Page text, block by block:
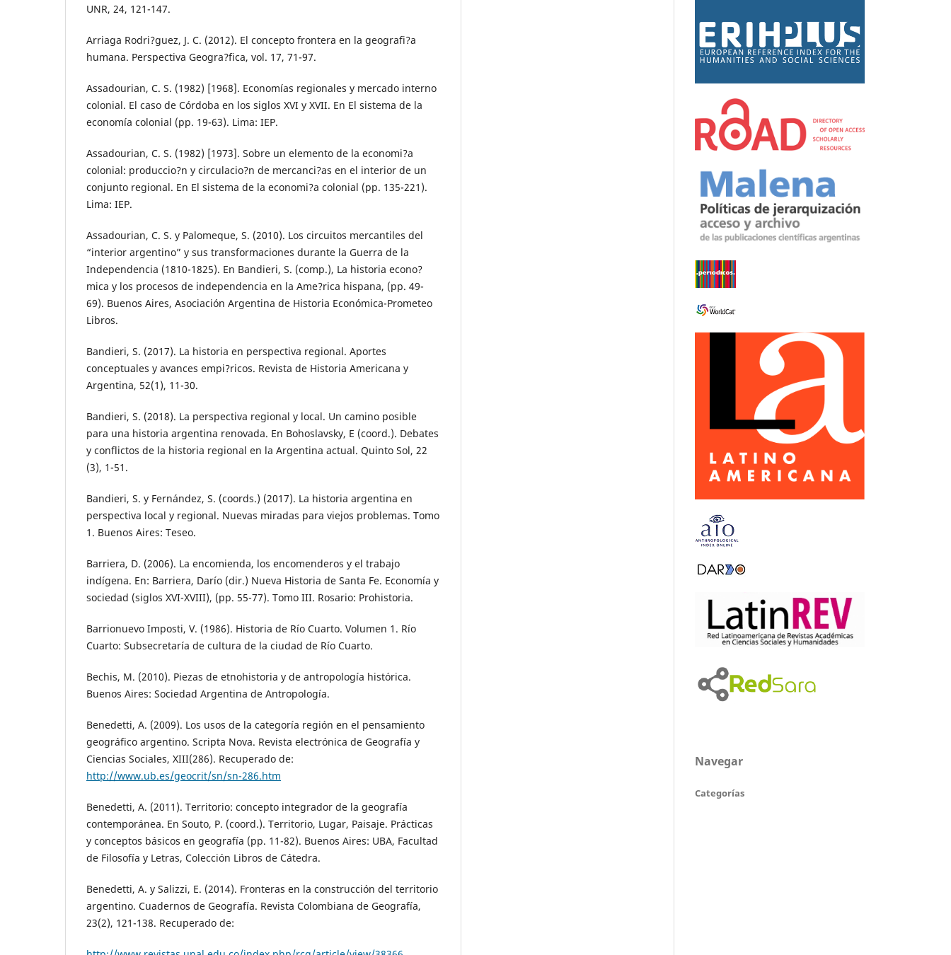
UNR, 24, 121-147.
Arriaga Rodri?guez, J. C. (2012). El concepto frontera en la geografi?a
humana. Perspectiva Geogra?fica, vol. 17, 71-97.
Assadourian, C. S. (1982) [1968]. Economías regionales y mercado interno
colonial. El caso de Córdoba en los siglos XVI y XVII. En El sistema de la
economía colonial (pp. 19-63). Lima: IEP.
Assadourian, C. S. (1982) [1973]. Sobre un elemento de la economi?a
colonial: produccio?n y circulacio?n de mercanci?as en el interior de un
conjunto regional. En El sistema de la economi?a colonial (pp. 135-221).
Lima: IEP.
Assadourian, C. S. y Palomeque, S. (2010). Los circuitos mercantiles del
“interior argentino” y sus transformaciones durante la Guerra de la
Independencia (1810-1825). En Bandieri, S. (comp.), La historia econo?
mica y los procesos de independencia en la Ame?rica hispana, (pp. 49-
69). Buenos Aires, Asociación Argentina de Historia Económica-Prometeo
Libros.
Bandieri, S. (2017). La historia en perspectiva regional. Aportes
conceptuales y avances empi?ricos. Revista de Historia Americana y
Argentina, 52(1), 11-30.
Bandieri, S. (2018). La perspectiva regional y local. Un camino posible
para una historia argentina renovada. En Bohoslavsky, E (coord.). Debates
y conflictos de la historia regional en la Argentina actual. Quinto Sol, 22
(3), 1-51.
Bandieri, S. y Fernández, S. (coords.) (2017). La historia argentina en
perspectiva local y regional. Nuevas miradas para viejos problemas. Tomo
1. Buenos Aires: Teseo.
Barriera, D. (2006). La encomienda, los encomenderos y el trabajo
indígena. En: Barriera, Darío (dir.) Nueva Historia de Santa Fe. Economía y
sociedad (siglos XVI-XVIII), (pp. 55-77). Tomo III. Rosario: Prohistoria.
Barrionuevo Imposti, V. (1986). Historia de Río Cuarto. Volumen 1. Río
Cuarto: Subsecretaría de cultura de la ciudad de Río Cuarto.
Bechis, M. (2010). Piezas de etnohistoria y de antropología histórica.
Buenos Aires: Sociedad Argentina de Antropología.
Benedetti, A. (2009). Los usos de la categoría región en el pensamiento
geográfico argentino. Scripta Nova. Revista electrónica de Geografía y
Ciencias Sociales, XIII(286). Recuperado de:
http://www.ub.es/geocrit/sn/sn-286.htm
Benedetti, A. (2011). Territorio: concepto integrador de la geografía
contemporánea. En Souto, P. (coord.). Territorio, Lugar, Paisaje. Prácticas
y conceptos básicos en geografía (pp. 11-82). Buenos Aires: UBA, Facultad
de Filosofía y Letras, Colección Libros de Cátedra.
Benedetti, A. y Salizzi, E. (2014). Fronteras en la construcción del territorio
argentino. Cuadernos de Geografía. Revista Colombiana de Geografía,
23(2), 121-138. Recuperado de:
Navegar
Categorías